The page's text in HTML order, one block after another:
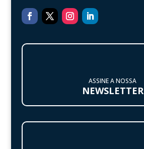
ASSINE A NOSSA
NEWSLETTER